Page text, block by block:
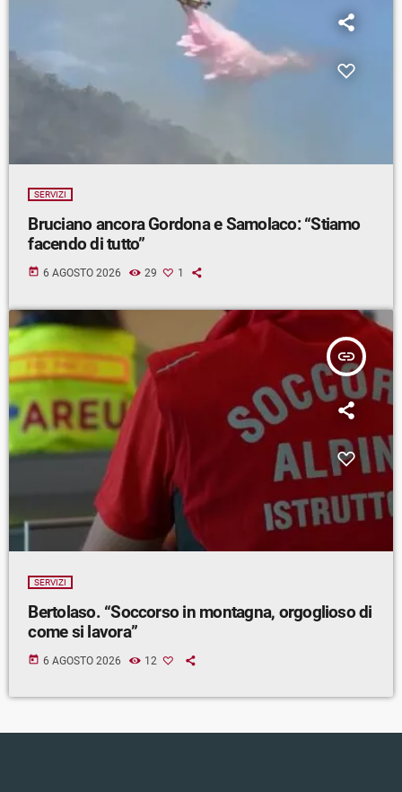
SERVIZI
Bruciano ancora Gordona e Samolaco: “Stiamo
facendo di tutto”
today 6 AGOSTO 2026 29 1
insert_link
SERVIZI
Bertolaso. “Soccorso in montagna, orgoglioso di
come si lavora”
today 6 AGOSTO 2026 12